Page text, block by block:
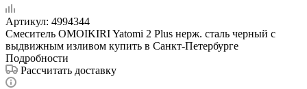
Артикул: 4994344
Смеситель OMOIKIRI Yatomi 2 Plus нерж. сталь черный с
выдвижным изливом купить в Санкт-Петербурге
Подробности
Рассчитать доставку